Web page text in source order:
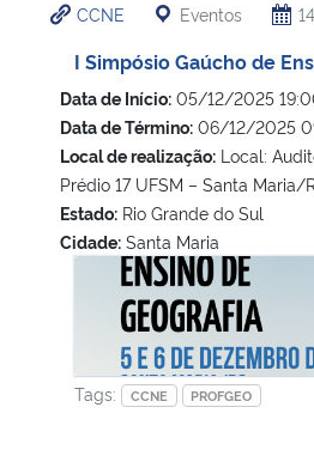
Ministério do Desenvolvimento Regional
Controladoria-Geral da União
Ministério da Mulher, da Família e dos Direitos
Secretaria-Geral
Secretaria de Governo
Gabinete de Segurança Institucional
CCNE Eventos
I Simpósio Gaúcho de
Data de Início: 05/12/2025
Data de Término: 06/12/2025
Local de realização: Local:
Prédio 17 UFSM – Santa Maria/
Estado: Rio Grande do Sul
Cidade: Santa Maria
I Simpósio Gaúcho de Ensino
Tags: CCNE PROFGEO